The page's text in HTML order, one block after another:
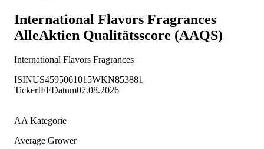
International Flavors Fragrances
AlleAktien Qualitätsscore (AAQS)
International Flavors Fragrances
ISINUS4595061015WKN853881
TickerIFFDatum07.08.2026
AA Kategorie
Average Grower